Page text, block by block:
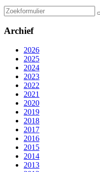
Archief
2026
2025
2024
2023
2022
2021
2020
2019
2018
2017
2016
2015
2014
2013